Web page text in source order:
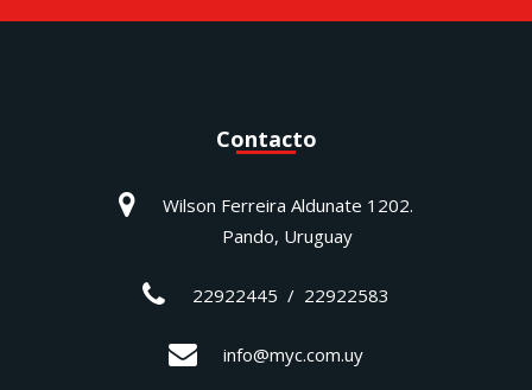
Contacto
Wilson Ferreira Aldunate 1202.
Pando, Uruguay
22922445 / 22922583
info@myc.com.uy